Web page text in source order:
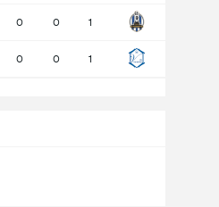
0 0 1
0 0 1